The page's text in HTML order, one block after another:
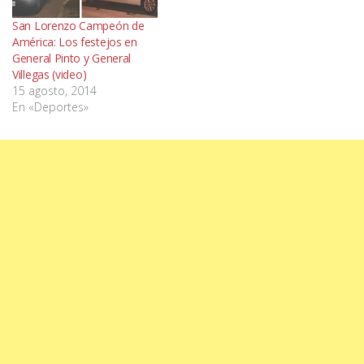
San Lorenzo Campeón de
América: Los festejos en
General Pinto y General
Villegas (video)
15 agosto, 2014
En «Deportes»